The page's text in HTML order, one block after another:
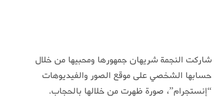
شاركت النجمة شريهان جمهورها ومحبيها من خلال
حسابها الشخصي على موقع الصور والفيديوهات
“إنستجرام”، صورة ظهرت من خلالها بالحجاب.